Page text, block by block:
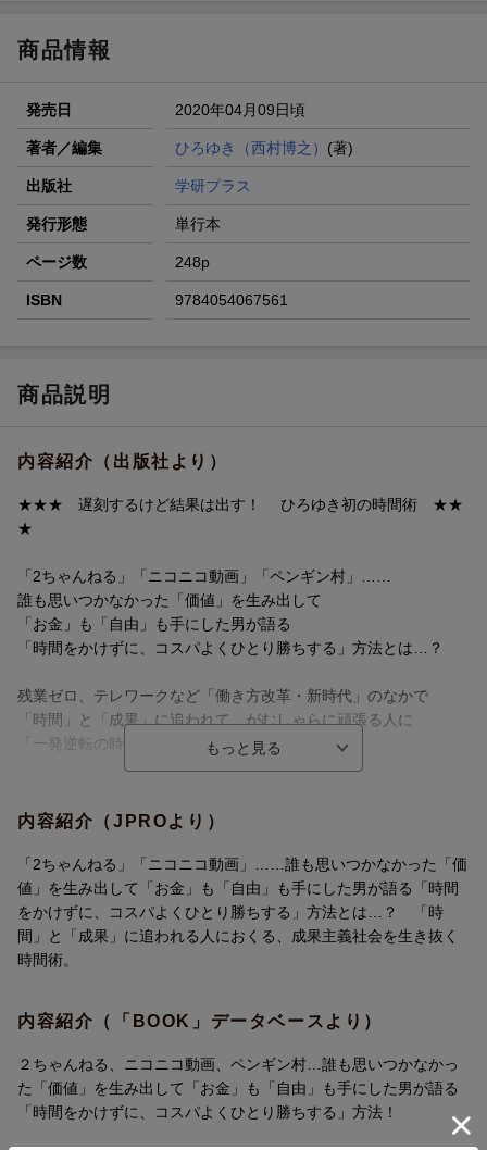
商品情報
発売日 2020年04月09日頃
著者／編集 ひろゆき（西村博之） (著)
出版社 学研プラス
発行形態 単行本
ページ数 248p
ISBN 9784054067561
商品説明
内容紹介（出版社より）
★★★ 遅刻するけど結果は出す！ ひろゆき初の時間術 ★★
★
「2ちゃんねる」「ニコニコ動画」「ペンギン村」……
誰も思いつかなかった「価値」を生み出して
「お金」も「自由」も手にした男が語る
「時間をかけずに、コスパよくひとり勝ちする」方法とは…？
残業ゼロ、テレワークなど「働き方改革・新時代」のなかで
「時間」と「成果」に追われて、がむしゃらに頑張る人に
「一発逆転の時間術」を授けます。
本書のエッセンス
■「時間どおり」が評価される時代は、とっくに終わっている
■時間どおりに来て、何のアイデアも出せない人は「悪」！
■遅刻を恐れず「好きなだけ寝る」ほうが、「仕事の質」は高くな
る
■コツコツ時間をかけるより、「勝てる波」に乗ったやつが勝つ！
■集中する時間は「遊びに8割、仕事に2割」！
■「時間は有限」というけれど、使い方次第で「けっこう余ってい
る」
成果主義社会をゆるく生き延びるための、新しい時間ルールが1冊
内容紹介（JPROより）
「2ちゃんねる」「ニコニコ動画」……誰も思いつかなかった「価
値」を生み出して「お金」も「自由」も手にした男が語る「時間
をかけずに、コスパよくひとり勝ちする」方法とは…？ 「時
間」と「成果」に追われる人におくる、成果主義社会を生き抜く
時間術。
内容紹介（「BOOK」データベースより）
２ちゃんねる、ニコニコ動画、ペンギン村…誰も思いつかなかっ
た「価値」を生み出して「お金」も「自由」も手にした男が語る
「時間をかけずに、コスパよくひとり勝ちする」方法！